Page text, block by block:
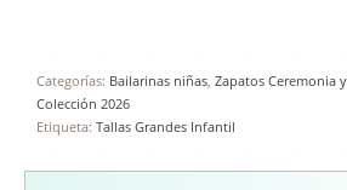
Categorías: Bailarinas niñas Zapatos Ceremonia
Colección 2026
Etiqueta: Tallas Grandes Infantil